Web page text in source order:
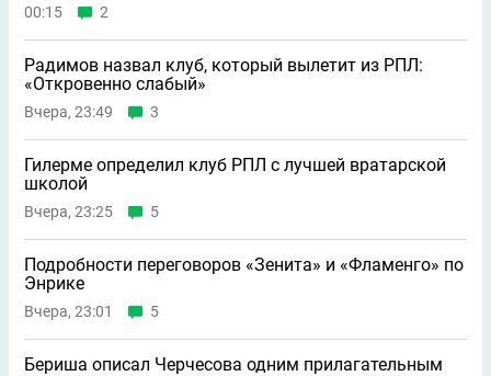
00:15 2
Радимов назвал клуб, который вылетит из РПЛ:
«Откровенно слабый»
Вчера, 23:49 3
Гилерме определил клуб РПЛ с лучшей вратарской
школой
Вчера, 23:25 5
Подробности переговоров «Зенита» и «Фламенго» по
Энрике
Вчера, 23:01 5
Бериша описал Черчесова одним прилагательным